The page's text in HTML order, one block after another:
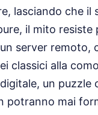
lasciando che
il mito
server remoto,
classici alla
un
potranno mai